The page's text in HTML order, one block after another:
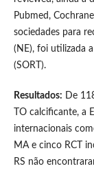
Pubmed,
sociedades para
(NE), foi utilizada
(SORT).
Resultados: De
TO calcificante, a
internacionais
MA e cinco RCT
RS não